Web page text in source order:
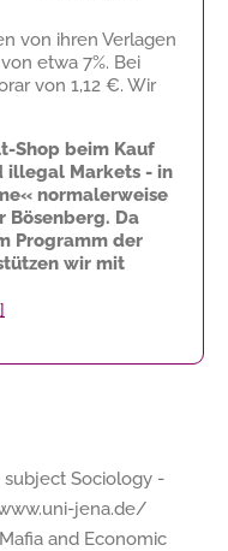
von ihren Verlagen
etwa 7%. Bei
von 1,12 €. Wir
Shop beim Kauf
illegal Markets - in
normalerweise
Bösenberg. Da
Programm der
wir mit
subject Sociology -
jena.de/
and Economic